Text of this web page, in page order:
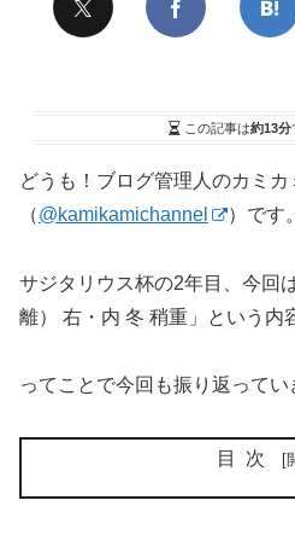
この記事は約13分
どうも！ブログ管理人のカミカ
（@kamikamichannel ）です。
サジタリウス杯の2年目、今回
離） 右・内 冬 稍重」という内
ってことで今回も振り返ってい
目次